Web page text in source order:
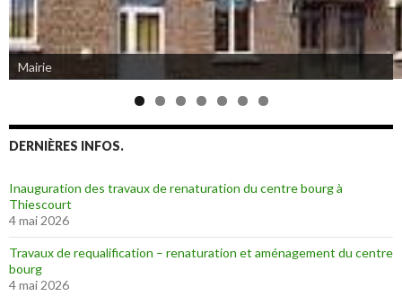
Mairie
DERNIÈRES INFOS.
Inauguration des travaux de renaturation du centre bourg à
Thiescourt
4 mai 2026
Travaux de requalification – renaturation et aménagement du centre
bourg
4 mai 2026